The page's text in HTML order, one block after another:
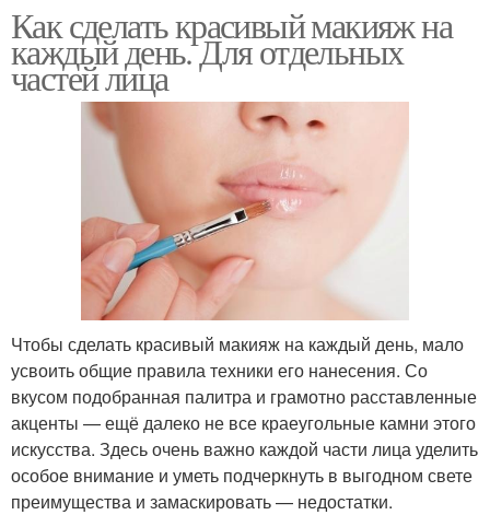
Как сделать красивый макияж на
каждый день. Для отдельных
частей лица
Чтобы сделать красивый макияж на каждый день, мало
усвоить общие правила техники его нанесения. Со
вкусом подобранная палитра и грамотно расставленные
акценты — ещё далеко не все краеугольные камни этого
искусства. Здесь очень важно каждой части лица уделить
особое внимание и уметь подчеркнуть в выгодном свете
преимущества и замаскировать — недостатки.